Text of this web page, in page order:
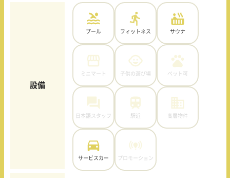
設備
プール フィットネス サウナ
ミニマート 子供の遊び場 ペット可
日本語スタッフ 駅近 高層物件
サービスカー プロモーション